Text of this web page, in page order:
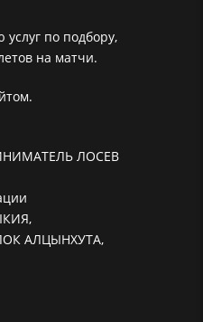
по подбору,
на матчи.
ЛОСЕВ
АЛЦЫНХУТА,